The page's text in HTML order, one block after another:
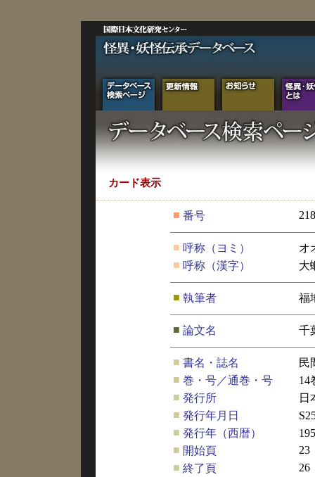
カード表示
■ 番号
■ 呼称（ヨミ）
オ
■ 呼称（漢字） 大
■ 執筆者 福
■ 論文名 千
■ 書名・誌名
民
■ 巻・号／通巻・号
14
■ 発行所
日
■ 発行年月日
■ 発行年（西暦）
■ 開始頁
23
■ 終了頁 26